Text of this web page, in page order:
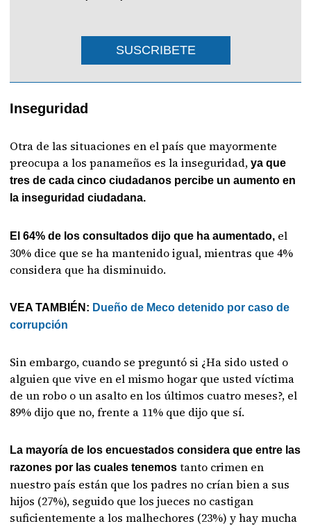
SUSCRIBETE
Inseguridad
Otra de las situaciones en el país que mayormente
preocupa a los panameños es la inseguridad,ya que
tres de cada cinco ciudadanos percibe un aumento en
la inseguridad ciudadana.
El 64% de los consultados dijo que ha aumentado, el
30% dice que se ha mantenido igual, mientras que 4%
considera que ha disminuido.
VEA TAMBIÉN: Dueño de Meco detenido por caso de
corrupción
Sin embargo, cuando se preguntó si ¿Ha sido usted o
alguien que vive en el mismo hogar que usted víctima
de un robo o un asalto en los últimos cuatro meses?, el
89% dijo que no, frente a 11% que dijo que sí.
La mayoría de los encuestados considera que entre las
razones por las cuales tenemostanto crimen en
nuestro país están que los padres no crían bien a sus
hijos (27%), seguido que los jueces no castigan
suficientemente a los malhechores (23%) y hay mucha